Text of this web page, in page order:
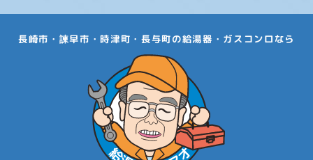
長崎市・諫早市・時津町・長与町の給湯器・ガスコンロなら